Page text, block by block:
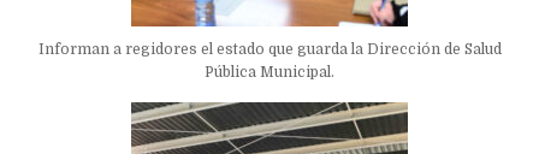
Informan a regidores el estado que guarda la Dirección de Salud
Pública Municipal.